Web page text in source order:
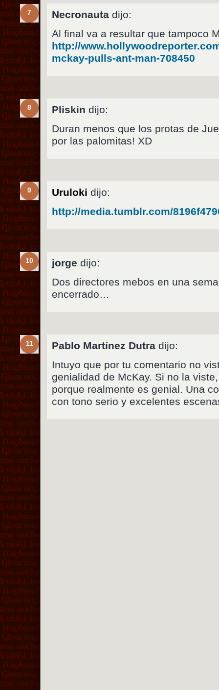
7 Necronauta dijo:
Al final va a resultar que tampoco
http://
mckay-pulls-ant-man-708450
8 Pliskin dijo:
Duran menos que los protas de
por las palomitas! XD
9 Uruloki dijo:
http://media.tumblr.com/
10 jorge dijo:
Dos directores mebos en una
encerrado…
11 Pablo Martínez Dutra dijo:
Intuyo que por tu comentario no
genialidad de McKay. Si no la
porque realmente es genial. Una
con tono serio y excelentes